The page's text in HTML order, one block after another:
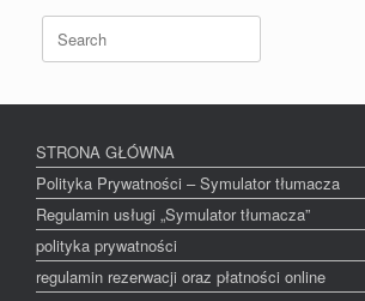
Search
for:
STRONA GŁÓWNA
Polityka Prywatności – Symulator tłumacza
Regulamin usługi „Symulator tłumacza”
polityka prywatności
regulamin rezerwacji oraz płatności online